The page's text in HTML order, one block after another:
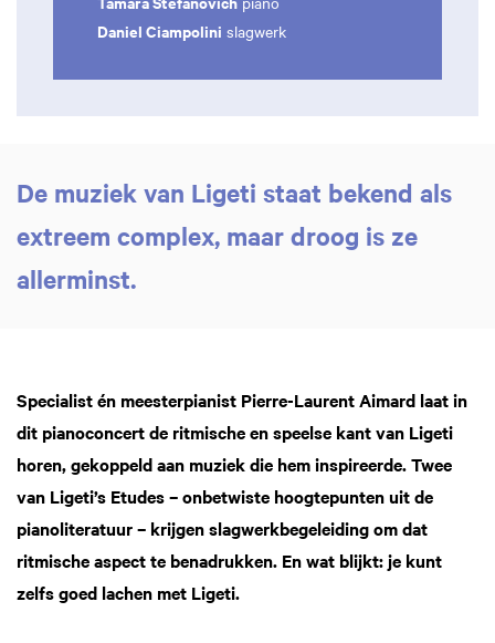
Daniel Ciampolini slagwerk
De muziek van Ligeti staat bekend als
extreem complex, maar droog is ze
allerminst.
Specialist én meesterpianist Pierre-Laurent Aimard laat in
dit pianoconcert de ritmische en speelse kant van Ligeti
horen, gekoppeld aan muziek die hem inspireerde. Twee
van Ligeti’s Etudes – onbetwiste hoogtepunten uit de
pianoliteratuur – krijgen slagwerkbegeleiding om dat
ritmische aspect te benadrukken. En wat blijkt: je kunt
zelfs goed lachen met Ligeti.